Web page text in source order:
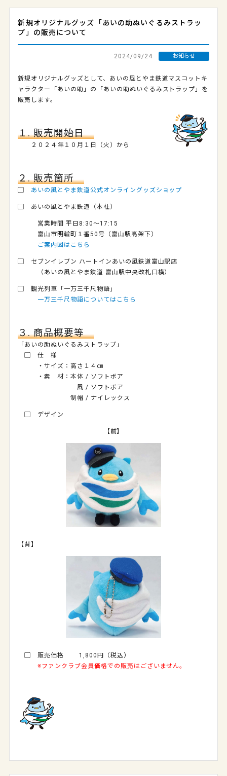
新規オリジナルグッズ「あいの助ぬいぐるみストラッ
プ」の販売について
2024/09/24 お知らせ
新規オリジナルグッズとして、あいの風とやま鉄道マスコットキ
ャラクター「あいの助」の「あいの助ぬいぐるみストラップ」を
販売します。
１. 販売開始日
２０２４年１０月１日（火）から
２. 販売箇所
あいの風とやま鉄道公式オンライングッズショップ
▢ あいの風とやま鉄道（本社）
営業時間 平日8:30～17:15
富山市明輪町１番50号（富山駅高架下）
ご案内図はこちら
▢ セブンイレブン ハートインあいの風鉄道富山駅店
（あいの風とやま鉄道 富山駅中央改札口横）
▢ 観光列車「一万三千尺物語」
一万三千尺物語についてはこちら
３. 商品概要等
「あいの助ぬいぐるみストラップ」
▢ 仕 様
・サイズ：高さ１４㎝
・素 材：本体 / ソフトボア
風 / ソフトボア
制帽 / ナイレックス
▢ デザイン
【前】
【
▢ 販売価格 1,800円（税込）
※ファンクラブ会員価格での販売はございません。